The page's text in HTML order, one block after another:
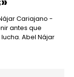
Cariajano -
antes que
Nájar